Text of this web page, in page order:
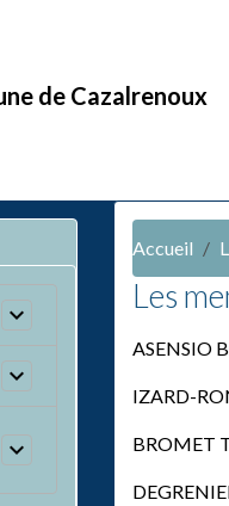
de Cazalrenoux
Accueil
Les
ASENSIO
IZARD-
BROMET